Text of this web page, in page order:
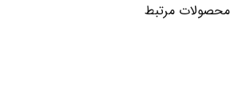
محصولات مرتبط